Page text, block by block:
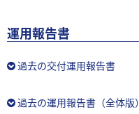
運用報告書
過去の交付運用報告書
過去の運用報告書（全体版）